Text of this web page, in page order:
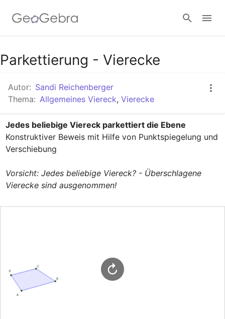
Google Classroom
GeoGebra Classroom
Anmelden
Parkettierung - Vierecke
Autor: Sandi Reichenberger
Thema: Allgemeines Viereck, Vierecke
Jedes beliebige Viereck parkettiert die Ebene
Konstruktiver Beweis mit Hilfe von Punktspiegelung und
Verschiebung
Vorsicht: Jedes beliebige Viereck? - Überschlagene
Vierecke sind ausgenommen!